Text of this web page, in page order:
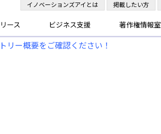
ース ビジネス支援 著作権情報室
イノベーションズアイとは 掲載したい方
リー概要をご確認ください！